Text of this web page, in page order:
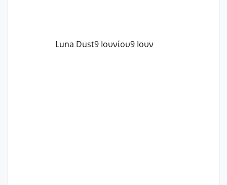
Luna Dust9 Ιουνίου9 Ιουν